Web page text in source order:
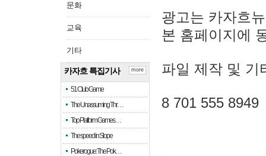
문화
교육
기타
카자흐 특집기사
51 Club Game
The Unassuming Thr…
Top Platform Games…
The speed in Slope
Pokerogue: The Pok…
more
광고는 카자흐
본 홈페이지에
파일 제작 및 기
8 701 555 8949